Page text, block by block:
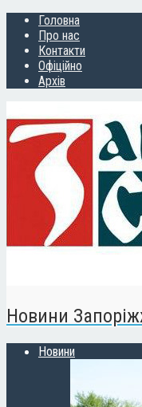
Головна
Про нас
Контакти
Офіційно
Архів
Новини
Новини